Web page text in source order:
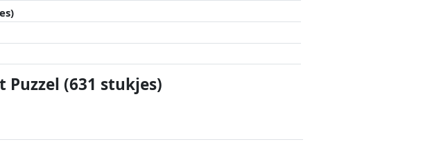
(631 stukjes)